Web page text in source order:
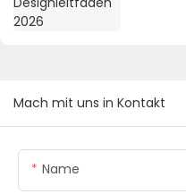
Mach mit uns in Kontakt
Name